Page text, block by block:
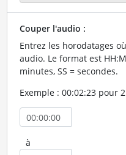
Couper l'audio :
Entrez les horodatages
audio. Le format est
minutes, SS = secondes.
Exemple : 00:02:23 pour
à